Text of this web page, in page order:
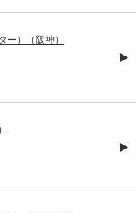
ー）（阪神）